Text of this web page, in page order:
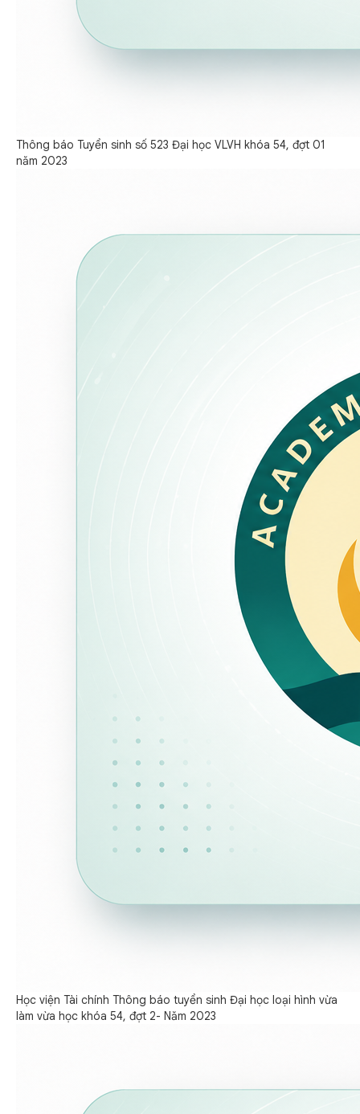
Thông báo Tuyển sinh số 523 Đại học VLVH khóa 54, đợt 01
năm 2023
Học viện Tài chính Thông báo tuyển sinh Đại học loại hình vừa
làm vừa học khóa 54, đợt 2- Năm 2023